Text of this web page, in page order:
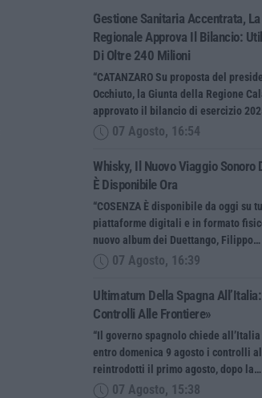
Gestione Sanitaria Accentrata,
Regionale Approva Il Bilancio:
Di Oltre 240 Milioni
“CATANZARO Su proposta del
Occhiuto, la Giunta della Regione
approvato il bilancio di esercizio
07 Agosto, 16:54
Whisky, Il Nuovo Viaggio Sonoro
È Disponibile Ora
“COSENZA È disponibile da oggi su
piattaforme digitali e in formato
nuovo album dei Duettango, Filippo…
07 Agosto, 16:39
Ultimatum Della Spagna
Controlli Alle Frontiere»
“Il governo spagnolo chiede
entro domenica 9 agosto i controlli
reintrodotti il primo agosto, dopo la…
07 Agosto, 15:38